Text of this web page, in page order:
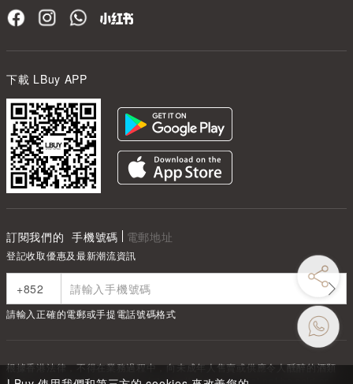
下載 LBuy APP
訂閱我們的 手機號碼 電郵地址
登記收取優惠及最新潮流資訊
請輸入正確的電郵或手提電話號碼格式
根據香港法律，不得在業務過程中，向未成年人售賣或供應令人醺醉的酒類
Under the law of Hong Kong, intoxicating liquor must not be sold or